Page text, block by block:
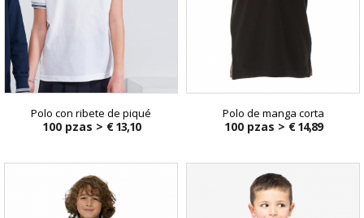
Polo con ribete de piqué
100 pzas > € 13,10
Polo de manga corta
100 pzas > € 14,89